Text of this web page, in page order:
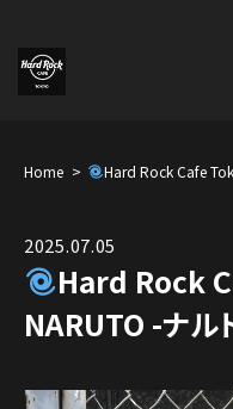
Home Hard Rock Cafe
2025.07.05
Hard Rock
NARUTO -ナル